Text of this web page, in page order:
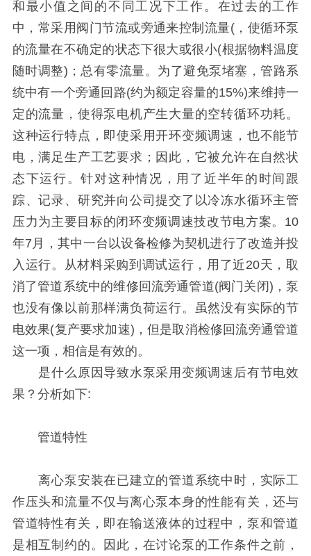
和最小值之间的不同工况下工作。在过去的工作
中，常采用阀门节流或旁通来控制流量(，使循环泵
的流量在不确定的状态下很大或很小(根据物料温度
随时调整)；总有零流量。为了避免泵堵塞，管路系
统中有一个旁通回路(约为额定容量的15%)来维持一
定的流量，使得泵电机产生大量的空转循环功耗。
这种运行特点，即使采用开环变频调速，也不能节
电，满足生产工艺要求；因此，它被允许在自然状
态下运行。针对这种情况，用了近半年的时间跟
踪、记录、研究并向公司提交了以冷冻水循环主管
压力为主要目标的闭环变频调速技改节电方案。10
年7月，其中一台以设备检修为契机进行了改造并投
入运行。从材料采购到调试运行，用了近20天，取
消了管道系统中的维修回流旁通管道(阀门关闭)，泵
也没有像以前那样满负荷运行。虽然没有实际的节
电效果(复产要求加速)，但是取消检修回流旁通管道
这一项，相信是有效的。
是什么原因导致水泵采用变频调速后有节电效
果？分析如下:
管道特性
离心泵安装在已建立的管道系统中时，实际工
作压头和流量不仅与离心泵本身的性能有关，还与
管道特性有关，即在输送液体的过程中，泵和管道
是相互制约的。因此，在讨论泵的工作条件之前，